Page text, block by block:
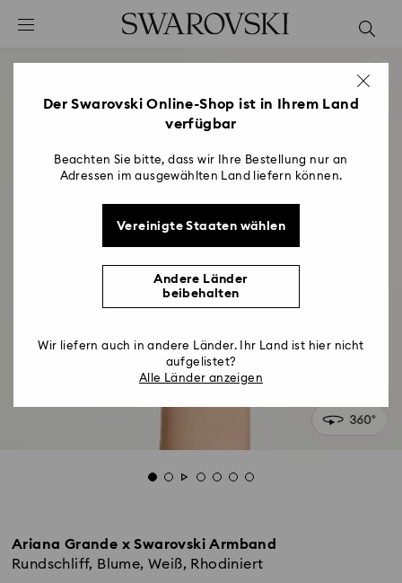
Liste Tastaturkürzel
2 - Footer
Ariana Grande x Swarovski Armband
Rundschliff, Blume, Weiß, Rhodiniert
Der Swarovski Online-Shop ist in Ihrem Land
verfügbar
Beachten Sie bitte, dass wir Ihre Bestellung nur an
Adressen im ausgewählten Land liefern können.
Vereinigte Staaten wählen
Andere Länder
beibehalten
Wir liefern auch in andere Länder. Ihr Land ist hier nicht
aufgelistet?
Alle Länder anzeigen